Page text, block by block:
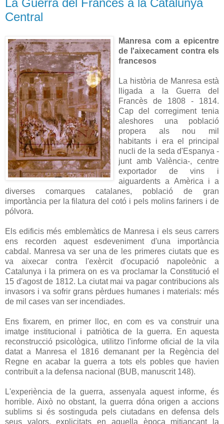
Central
Manresa com a epicentre
de l'aixecament contra els
francesos
La història de Manresa està
lligada a la Guerra del
Francès de 1808 - 1814.
Cap del corregiment tenia
aleshores una població
propera als nou mil
habitants i era el principal
nucli de la seda d'Espanya -
junt amb València-, centre
exportador de vins i
aiguardents a Amèrica i a
diverses comarques catalanes, població de gran
importància per la filatura del cotó i pels molins fariners i de
pólvora.
Els edificis més emblemàtics de Manresa i els seus carrers
ens recorden aquest esdeveniment d'una importància
cabdal. Manresa va ser una de les primeres ciutats que es
va aixecar contra l'exèrcit d'ocupació napoleònic a
Catalunya i la primera on es va proclamar la Constitució el
15 d'agost de 1812. La ciutat mai va pagar contribucions als
invasors i va sofrir grans pèrdues humanes i materials: més
de mil cases van ser incendiades.
Ens fixarem, en primer lloc, en com es va construir una
imatge institucional i patriòtica de la guerra. En aquesta
reconstrucció psicològica, utilitzo l'informe oficial de la vila
datat a Manresa el 1816 demanant per la Regència del
Regne en acabar la guerra a tots els pobles que havien
contribuït a la defensa nacional (BUB, manuscrit 148).
L'experiència de la guerra, assenyala aquest informe, és
horrible. Això no obstant, la guerra dóna origen a accions
sublims si és sostinguda pels ciutadans en defensa dels
seus valors, explicitats en aquella època mitjançant la